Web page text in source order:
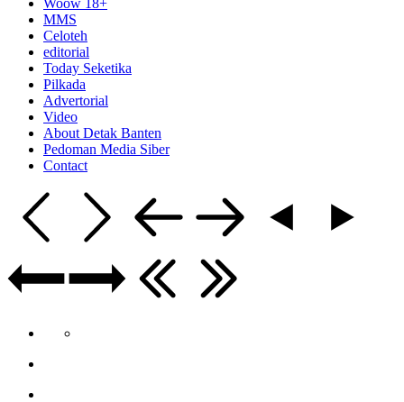
Woow 18+
MMS
Celoteh
editorial
Today Seketika
Pilkada
Advertorial
Video
About Detak Banten
Pedoman Media Siber
Contact